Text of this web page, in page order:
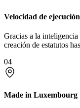
Velocidad de
Gracias a la inteligencia
creación de estatutos
04
Made in Luxembourg